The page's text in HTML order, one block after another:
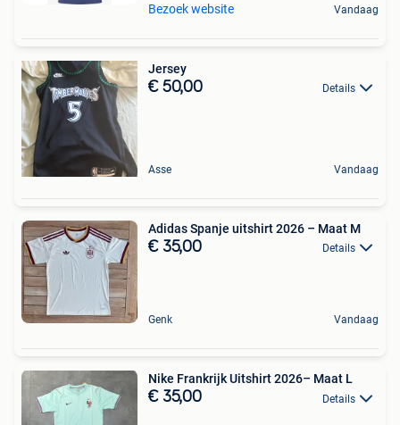
Bezoek website Vandaag
Jersey
€ 50,00 Details
Asse Vandaag
Adidas Spanje uitshirt 2026 – Maat M
€ 35,00 Details
Genk Vandaag
Nike Frankrijk Uitshirt 2026– Maat L
€ 35,00 Details